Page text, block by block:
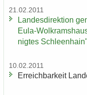
21.02.2011
Lan­des­di­rek­ti­on
Eula-​
nig­tes Schleen­hain"
10.02.2011
Er­reich­bar­keit